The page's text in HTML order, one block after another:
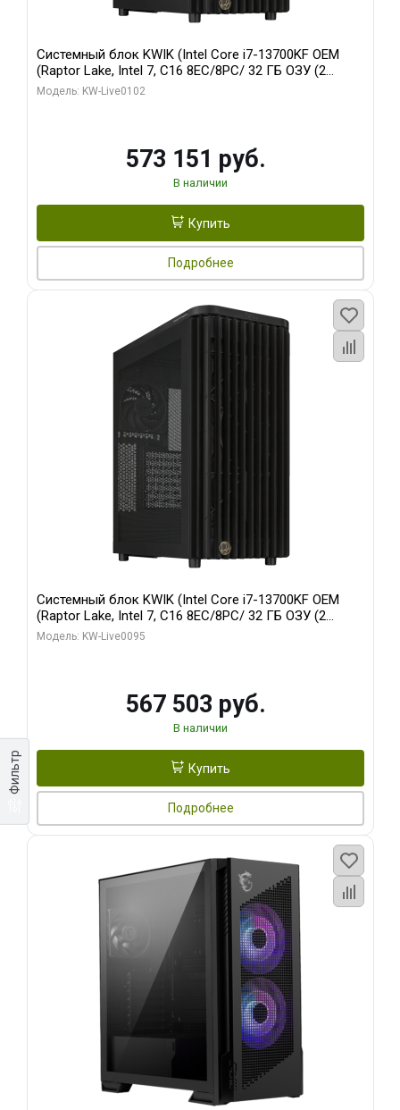
Фильтр
Системный блок KWIK (Intel Core i7-13700KF OEM
(Raptor Lake, Intel 7, C16 8EC/8PC/ 32 ГБ ОЗУ (2
модуля)/ Afox RTX4090 24GB GDDR6X 384-Bit 3xDP
Модель: KW-Live0102
573 151 руб.
В наличии
Купить
Подробнее
Системный блок KWIK (Intel Core i7-13700KF OEM
(Raptor Lake, Intel 7, C16 8EC/8PC/ 32 ГБ ОЗУ (2
модуля)/ Afox RTX4090 24GB GDDR6X 384-Bit 3xDP
Модель: KW-Live0095
567 503 руб.
В наличии
Купить
Подробнее